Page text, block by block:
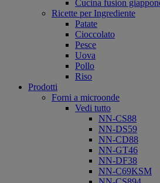
Cucina fusion
Ricette per Ingrediente
Patate
Cioccolato
Pesce
Uova
Pollo
Riso
Prodotti
Forni a microonde
Vedi tutto
NN-CS88
NN-DS59
NN-CD88
NN-GT46
NN-DF38
NN-C69KSM